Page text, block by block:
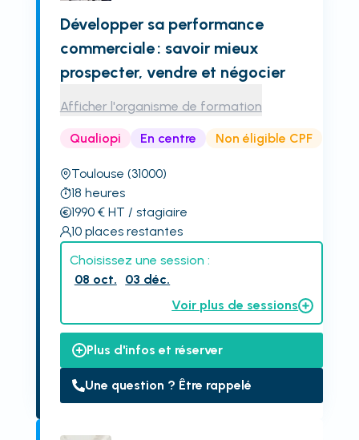
Développer sa performance
commerciale : savoir mieux
prospecter, vendre et négocier
Afficher l'organisme de formation
Qualiopi En centre Non éligible CPF
Toulouse (31000)
18 heures
1990€ HT / stagiaire
10 places restantes
Choisissez une session :
08 oct.
03 déc.
Voir plus de sessions
Plus d'infos et réserver
Une question ? Être rappelé